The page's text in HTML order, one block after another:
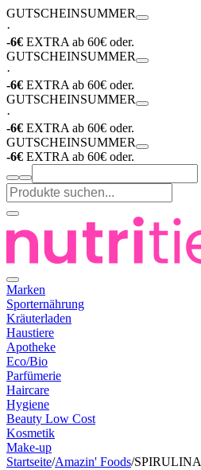
GUTSCHEINSUMMER
·
-6€ EXTRA ab 60€ oder.
GUTSCHEINSUMMER
·
-6€ EXTRA ab 60€ oder.
GUTSCHEINSUMMER
·
-6€ EXTRA ab 60€ oder.
GUTSCHEINSUMMER
-6€ EXTRA ab 60€ oder.
Marken
Sporternährung
Kräuterladen
Haustiere
Apotheke
Eco/Bio
Parfümerie
Haircare
Hygiene
Beauty Low Cost
Kosmetik
Make-up
Startseite/Amazin' Foods/SPIRULINA